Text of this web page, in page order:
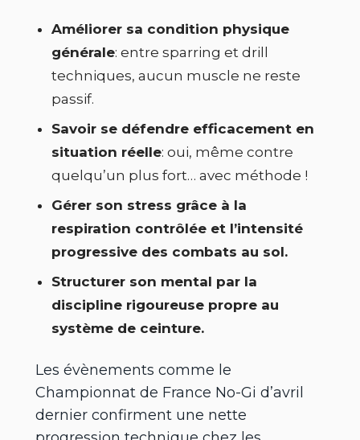
Améliorer sa condition physique
générale: entre sparring et drill
techniques, aucun muscle ne reste
passif.
Savoir se défendre efficacement en
situation réelle: oui, même contre
quelqu’un plus fort… avec méthode !
Gérer son stress grâce à la
respiration contrôlée et l’intensité
progressive des combats au sol.
Structurer son mental par la
discipline rigoureuse propre au
système de ceinture.
Les évènements comme le
Championnat de France No-Gi d’avril
dernier confirment une nette